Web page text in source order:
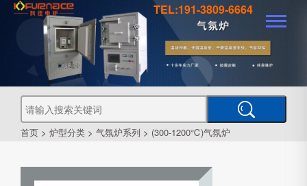
TEL:191-3809-6664
首页 > 炉型分类 > 气氛炉系列 > (300-1200℃)气氛炉
烧
结
空
热
处
型